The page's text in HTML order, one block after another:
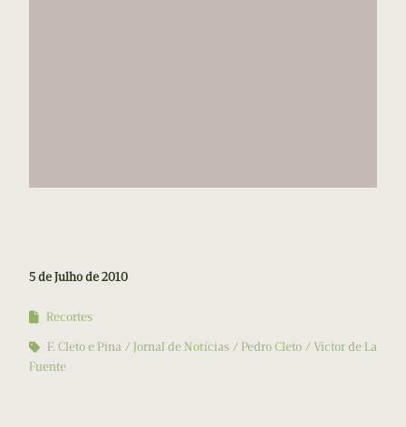
5 de Julho de 2010
Recortes
F. Cleto e Pina
Jornal de Notícias Pedro Cleto
Victor de La
Fuente